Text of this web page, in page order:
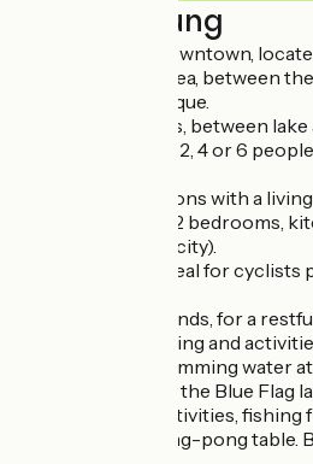
Beschreibung
2 minutes from downtown,
wooded leisure area, between
lake of Pont-l'Evêque.
Beautiful airy plots, between lake
Mobile homes for 2, 4 or 6
Lodges for 5 persons with a
covered terrace (2 bedrooms,
supply and electricity).
3 Bivouac tents ideal for cyclists
With family or friends, for a
the beach, swimming and
Beach nearby, swimming water
temperature, with the Blue Flag
Water and land activities,
petanque field, ping-pong table.